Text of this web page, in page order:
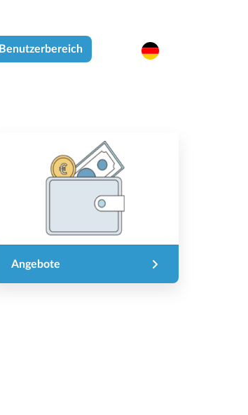
Benutzerbereich
Angebote